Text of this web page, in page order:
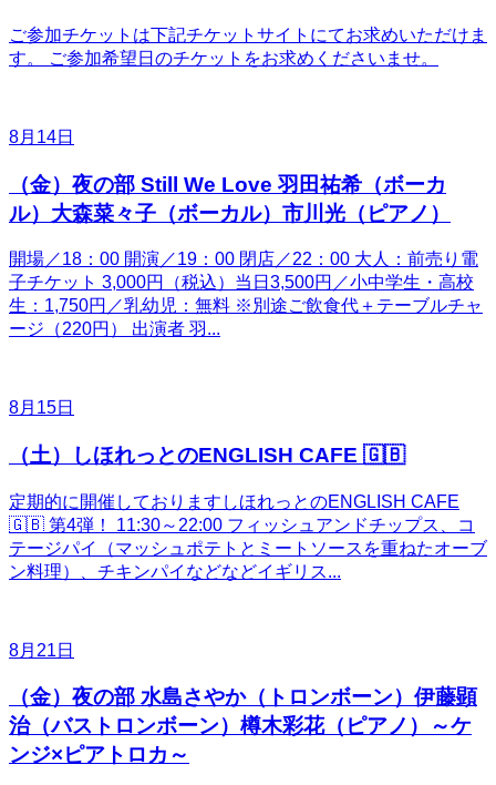
ご参加チケットは下記チケットサイトにてお求めいただけま
す。 ご参加希望日のチケットをお求めくださいませ。
8月14日
（金）夜の部 Still We Love 羽田祐希（ボーカ
ル）大森菜々子（ボーカル）市川光（ピアノ）
開場／18：00 開演／19：00 閉店／22：00 大人：前売り電
子チケット 3,000円（税込）当日3,500円／小中学生・高校
生：1,750円／乳幼児：無料 ※別途ご飲食代＋テーブルチャ
ージ（220円） 出演者 羽...
8月15日
（土）しほれっとのENGLISH CAFE 🇬🇧
定期的に開催しておりますしほれっとのENGLISH CAFE
🇬🇧 第4弾！ 11:30～22:00 フィッシュアンドチップス、コ
テージパイ（マッシュポテトとミートソースを重ねたオーブ
ン料理）、チキンパイなどなどイギリス...
8月21日
（金）夜の部 水島さやか（トロンボーン）伊藤顕
治（バストロンボーン）樽木彩花（ピアノ）～ケ
ンジ×ピアトロカ～